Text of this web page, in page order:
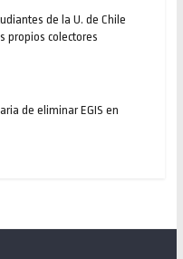
de la U. de Chile
propios colectores
de eliminar EGIS en